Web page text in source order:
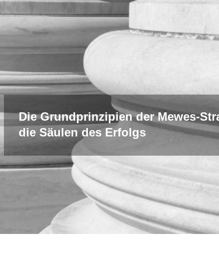
Die Grundprinzipien der Mewes-
die Säulen des Erfolgs